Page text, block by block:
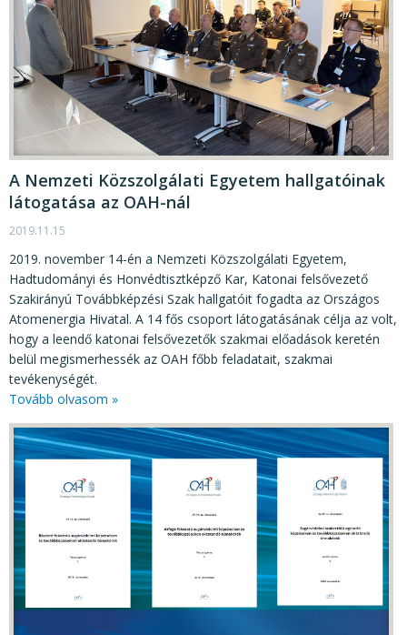
A Nemzeti Közszolgálati Egyetem hallgatóinak
látogatása az OAH-nál
2019.11.15
2019. november 14-én a Nemzeti Közszolgálati Egyetem,
Hadtudományi és Honvédtisztképző Kar, Katonai felsővezető
Szakirányú Továbbképzési Szak hallgatóit fogadta az Országos
Atomenergia Hivatal. A 14 fős csoport látogatásának célja az volt,
hogy a leendő katonai felsővezetők szakmai előadások keretén
belül megismerhessék az OAH főbb feladatait, szakmai
tevékenységét.
Tovább olvasom »